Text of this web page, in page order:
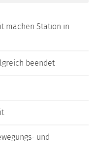
machen Station in
beendet
und